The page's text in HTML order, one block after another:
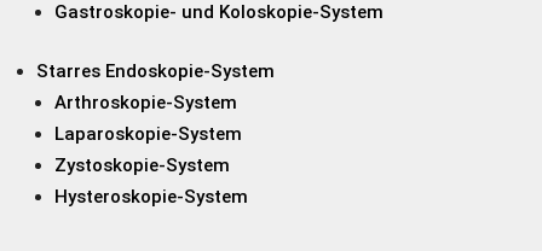
Gastroskopie- und Koloskopie-System
Starres Endoskopie-System
Arthroskopie-System
Laparoskopie-System
Zystoskopie-System
Hysteroskopie-System